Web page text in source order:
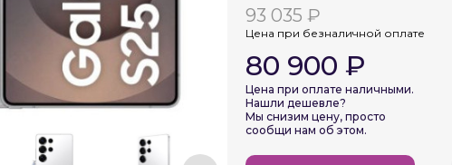
93 035 ₽
Цена при безналичной оплате
80 900 ₽
Цена при оплате наличными.
Нашли дешевле?
Мы снизим цену, просто
сообщи нам об этом.
Сегодня
25 %